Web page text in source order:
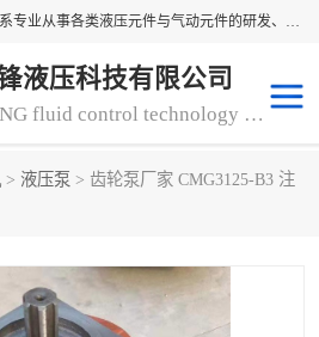
无锡乾锐锋液压科技有限公司，系专业从事各类液压元件与气动元件的研发、生产和销售业务为一体的生产型齿轮泵厂家、液压齿轮泵厂家。主要生产销售风冷式冷却器、液压油风冷却器，冷却器厂家直销、齿轮泵型号、齿轮泵厂家排名详情可来电咨询！
液压科技有限公司
QIANRUIFENG fluid control technology co. LTD
> 液压泵 > 齿轮泵厂家 CMG3125-B3 注
过滤器
气动元器件